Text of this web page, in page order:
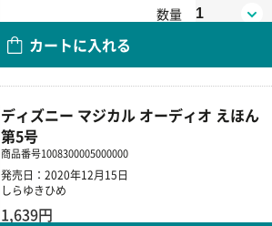
数量
カートに入れる
ディズニー マジカル オーディオ えほん
第5号
商品番号1008300005000000
発売日：2020年12月15日
しらゆきひめ
1,639円